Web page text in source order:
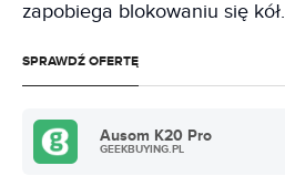
zapobiega blokowaniu się kół.
SPRAWDŹ OFERTĘ
Ausom K20 Pro
GEEKBUYING.PL